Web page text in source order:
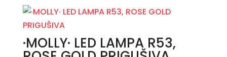
·MOLLY· LED LAMPA R53,